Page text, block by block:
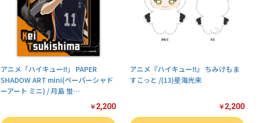
アニメ「ハイキュー!!」 PAPER
SHADOW ART mini(ペーパーシャド
ーアート ミニ) / 月島 蛍…
￥ 2,200
アニメ『ハイキュー!!』 ちみけもま
すこっと /(13)星海光来
￥ 2,200